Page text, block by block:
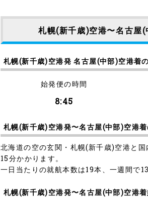
札幌(新千歳)空港〜名古屋
札幌(新千歳)空港発 名古屋(中部)空港着
始発便の時間
8:45
札幌(新千歳)空港発〜名古屋(中部)空港
北海道の空の玄関・札幌(新千歳)空港と
15分かかります。
一日当たりの就航本数は19本、一週間で
札幌(新千歳)空港発〜名古屋(中部)空港